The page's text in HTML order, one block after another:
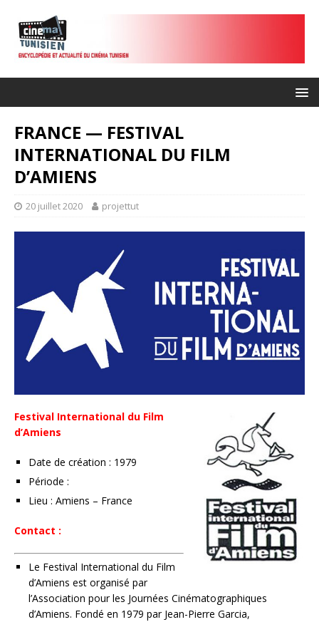
FRANCE — FESTIVAL
INTERNATIONAL DU FILM
D’AMIENS
20 juillet 2020 projettut
Festival International du Film
d’Amiens
Date de création : 1979
Période :
Lieu : Amiens – France
Contact :
Le Festival International du Film
d’Amiens est organisé par
l’Association pour les Journées Cinématographiques
d’Amiens. Fondé en 1979 par Jean-Pierre Garcia,